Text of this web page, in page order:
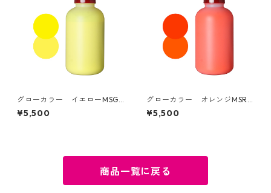
グローカラー イエローMSGG
1kg
¥5,500
グローカラー オレンジMSR
1kg
¥5,500
商品一覧に戻る